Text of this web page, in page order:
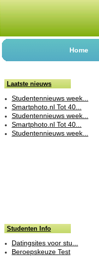
Home
Laatste nieuws
Studentennieuws week...
Smartphoto.nl Tot 40...
Studentennieuws week...
Smartphoto.nl Tot 40...
Studentennieuws week...
Studenten Info
Datingsites voor stu...
Beroepskeuze Test